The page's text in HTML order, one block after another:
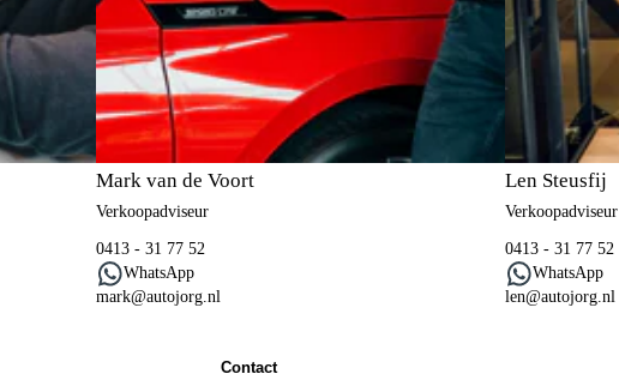
Mark van de Voort
Verkoopadviseur
0413 - 31 77 52
WhatsApp
mark@autojorg.nl
Len Steusfij
Verkoopadviseur
0413 - 31 77 52
WhatsApp
len@autojorg.nl
Contact